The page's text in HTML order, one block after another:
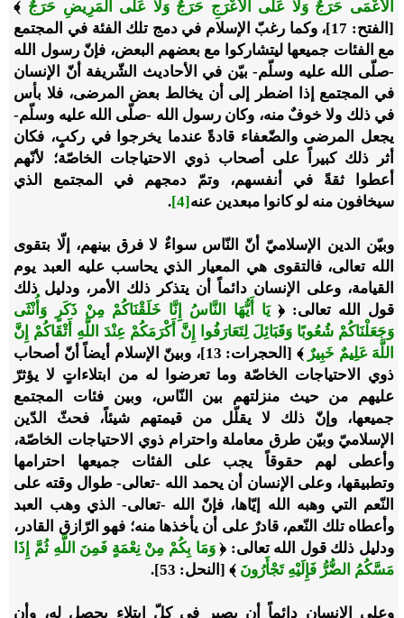
الْأَعْمَى حَرَجٌ وَلَا عَلَى الْأَعْرَجِ حَرَجٌ وَلَا عَلَى الْمَرِيضِ حَرَجٌ ﴾
[الفتح: 17]، وكما رغبّ الإسلام في دمج تلك الفئة في المجتمع
مع الفئات جميعها ليتشاركوا مع بعضهم البعض، فإنّ رسول الله
-صلّى الله عليه وسلّم- بيّن في الأحاديث الشّريفة أنّ الإنسان
في المجتمع إذا اضطر إلى أن يخالط بعض المرضى، فلا بأس
في ذلك ولا خوفٌ منه، وكان رسول الله -صلّى الله عليه وسلّم-
يجعل المرضى والضّعفاء قادةً عندما يخرجوا في ركبٍ، فكان
أثر ذلك كبيراً على أصحاب ذوي الاحتياجات الخاصّة؛ لأنّهم
أعطوا ثقةً في أنفسهم، وتمّ دمجهم في المجتمع الذي
سيخافون منه لو كانوا مبعدين عنه[4]
.
وبيّن الدين الإسلاميّ أنّ النّاس سواءٌ لا فرق بينهم، إلّا بتقوى
الله تعالى، فالتقوى هي المعيار الذي يحاسب عليه العبد يوم
القيامة، وعلى الإنسان دائماً أن يتذكر ذلك الأمر، ودليل ذلك
قول الله تعالى: ﴿يَا أَيُّهَا النَّاسُ إِنَّا خَلَقْنَاكُمْ مِنْ ذَكَرٍ وَأُنْثَى
وَجَعَلْنَاكُمْ شُعُوبًا وَقَبَائِلَ لِتَعَارَفُوا إِنَّ أَكْرَمَكُمْ عِنْدَ اللَّهِ أَتْقَاكُمْ إِنَّ
اللَّهَ عَلِيمٌ خَبِيرٌ
﴾ [الحجرات: 13]، وبينّ الإسلام أيضاً أنّ أصحاب
ذوي الاحتياجات الخاصّة وما تعرضوا له من ابتلاءاتٍ لا يؤثرّ
عليهم من حيث منزلتهم بين النّاس، وبين فئات المجتمع
جميعها، وإنّ ذلك لا يقلّل من قيمتهم شيئاً، فحثّ الدّين
الإسلاميّ وبيّن طرق معاملة واحترام ذوي الاحتياجات الخاصّة،
وأعطى لهم حقوقاً يجب على الفئات جميعها احترامها
وتطبيقها، وعلى الإنسان أن يحمد الله -تعالى- طوال وقته على
النّعم التي وهبه الله إيّاها، فإنّ الله -تعالى- الذي وهب العبد
وأعطاه تلك النّعم، قادرٌ على أن يأخذها منه؛ فهو الرّازق القادر،
ودليل ذلك قول الله تعالى: ﴿وَمَا بِكُمْ مِنْ نِعْمَةٍ فَمِنَ اللَّهِ ثُمَّ إِذَا
مَسَّكُمُ الضُّرُّ فَإِلَيْهِ تَجْأَرُونَ ﴾ [النحل: 53].
وعلى الإنسان دائماً أن يصبر في كلّ ابتلاءٍ يحصل له، وأن